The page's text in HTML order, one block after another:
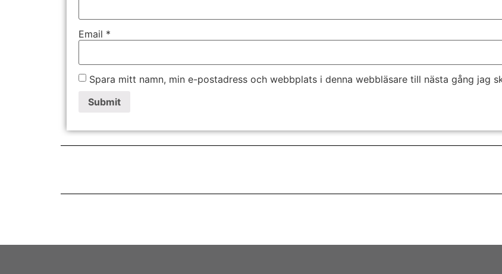
Email *
Spara mitt namn, min e-postadress och webbplats i denna webbläsare till nästa gång jag